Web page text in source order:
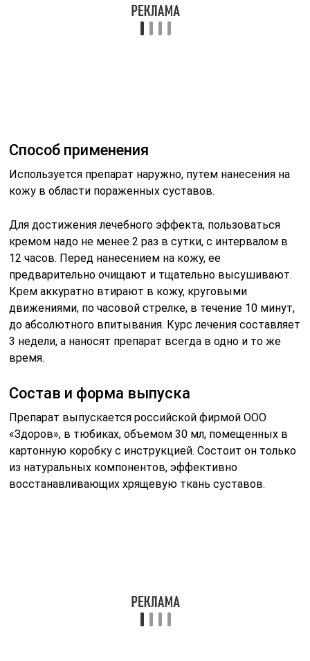
Для достижения лечебного эффекта, пользоваться
кремом надо не менее 2 раз в сутки, с интервалом в
время.
Состав и форма выпуска
«Здоров», в тюбиках, объемом 30 мл, помещенных в
картонную коробку с инструкцией. Состоит он только
из натуральных компонентов, эффективно
восстанавливающих хрящевую ткань суставов.
противоотечным действием;
сабельник – выводит излишки мочевой кислоты;